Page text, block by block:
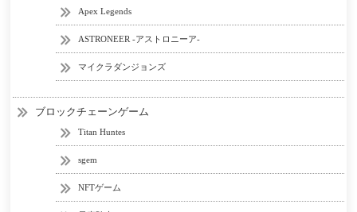
Apex Legends
ASTRONEER -アストロニーア-
マイクラダンジョンズ
ブロックチェーンゲーム
Titan Huntes
sgem
NFTゲーム